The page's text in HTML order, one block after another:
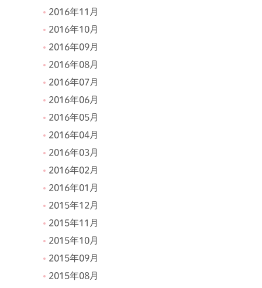
2016年11月
2016年10月
2016年09月
2016年08月
2016年07月
2016年06月
2016年05月
2016年04月
2016年03月
2016年02月
2016年01月
2015年12月
2015年11月
2015年10月
2015年09月
2015年08月